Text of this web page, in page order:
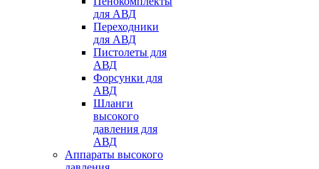
для АВД
Переходники
для АВД
Пистолеты для
АВД
Форсунки для
АВД
Шланги
высокого
давления для
АВД
Аппараты высокого